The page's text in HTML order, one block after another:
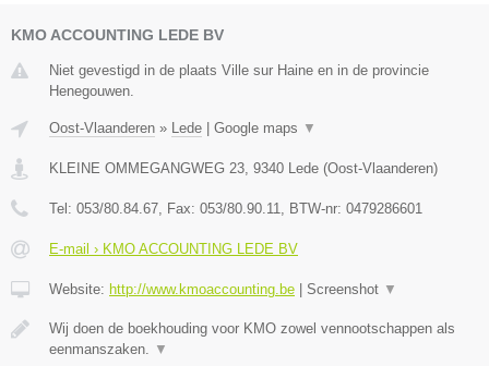
KMO ACCOUNTING LEDE BV
Niet gevestigd in de plaats Ville sur Haine en in de provincie
Henegouwen.
Oost-Vlaanderen » Lede Google maps ▼
KLEINE OMMEGANGWEG 23, 9340 Lede (Oost-Vlaanderen)
Tel: 053/80.84.67, Fax: 053/80.90.11, BTW-nr: 0479286601
E-mail › KMO ACCOUNTING LEDE BV
Website: http://www.kmoaccounting.be Screenshot ▼
Wij doen de boekhouding voor KMO zowel vennootschappen als
eenmanszaken. ▼